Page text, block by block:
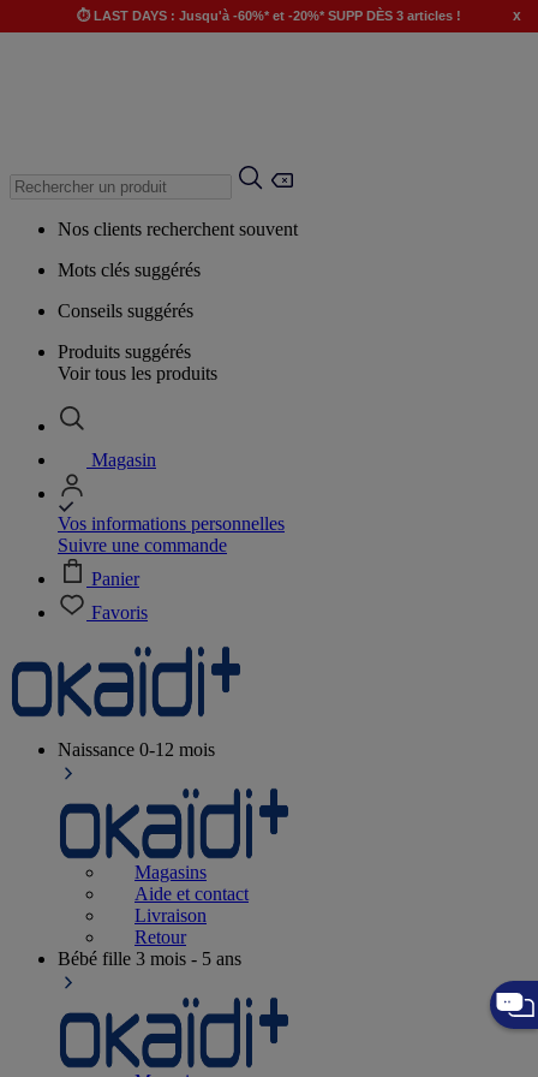
⏱️ LAST DAYS : Jusqu'à -60%* et -20%* SUPP DÈS 3 articles ! x
Nos clients recherchent souvent
Mots clés suggérés
Conseils suggérés
Produits suggérés
Voir tous les produits
Magasin
Vos informations personnelles
Suivre une commande
Panier
Favoris
Naissance 0-12 mois
Magasins
Aide et contact
Livraison
Retour
Bébé fille 3 mois - 5 ans